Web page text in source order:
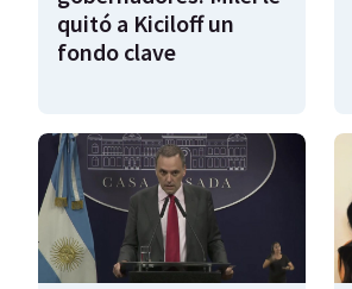
quitó a Kiciloff un
fondo clave